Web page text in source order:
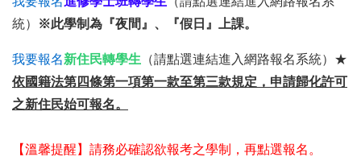
統） ※此學制為『夜間』、『假日』上課。
我要報名新住民轉學生 （請點選連結進入網路報名系統）★
依國籍法第四條第一項第一款至第三款規定，申請歸化許可
之新住民始可報名。
【溫馨提醒】請務必確認欲報考之學制，再點選報名。